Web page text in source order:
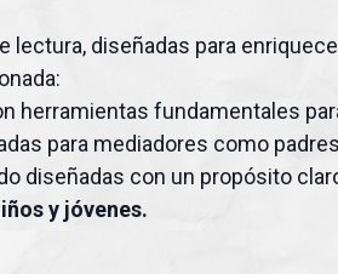
lectura, diseñadas para
herramientas fundamentales
para mediadores como
diseñadas con un propósito
y jóvenes.